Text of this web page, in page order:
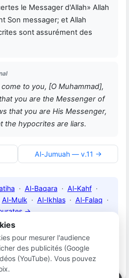
le Messager d'Allah» Allah
Son messager; et Allah
sont assurément des
to you, [O Muhammad],
you are the Messenger of
that you are His Messenger,
the hypocrites are liars.
Al-Jumuah — v.11 →
· Al-Baqara · Al-Kahf·
Al-Mulk · Al-Ikhlas· Al-Falaq ·
→
hijri-miladi.com — التقويم الهجري والميلادي
•Cookies •Horaires prières
•
pour mesurer l'audience
des publicités (Google
(YouTube). Vous pouvez